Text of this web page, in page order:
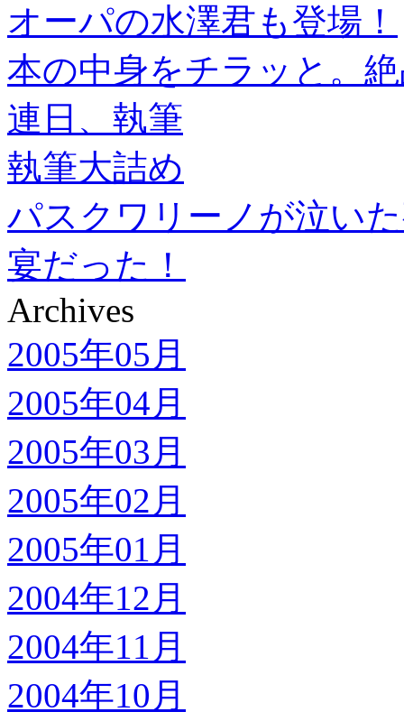
オーパの水澤君も登場！
本の中身をチラッと。
連日、執筆
執筆大詰め
パスクワリーノが泣い
宴だった！
Archives
2005年05月
2005年04月
2005年03月
2005年02月
2005年01月
2004年12月
2004年11月
2004年10月